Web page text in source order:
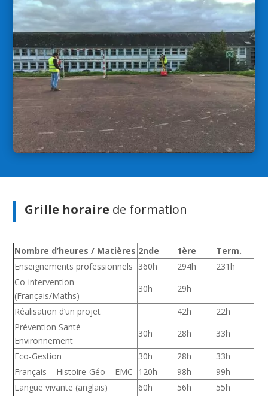
Grille horaire de formation
Nombre d’heures / Matières 2nde 1ère
Term.
Enseignements professionnels 360h 294h
231h
Co-intervention
(Français/Maths)
30h
29h
Réalisation d’un projet
42h
22h
Prévention Santé
Environnement
30h 28h
33h
Eco-Gestion
30h 28h
33h
Français – Histoire-Géo – EMC 120h 98h
99h
Langue vivante (anglais)
60h 56h
55h